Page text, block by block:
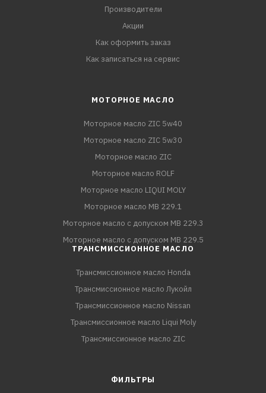
Производители
Акции
Как оформить заказ
Как записаться на сервис
МОТОРНОЕ МАСЛО
Моторное масло ZIC 5w40
Моторное масло ZIC 5w30
Моторное масло ZIC
Моторное масло ROLF
Моторное масло LIQUI MOLY
Моторное масло MB 229.1
Моторное масло с допуском MB 229.3
Моторное масло с допуском MB 229.5
ТРАНСМИССИОННОЕ МАСЛО
Трансмиссионное масло Honda
Трансмиссионное масло Лукойл
Трансмиссионное масло Nissan
Трансмиссионное масло Liqui Moly
Трансмиссионное масло ZIC
ФИЛЬТРЫ